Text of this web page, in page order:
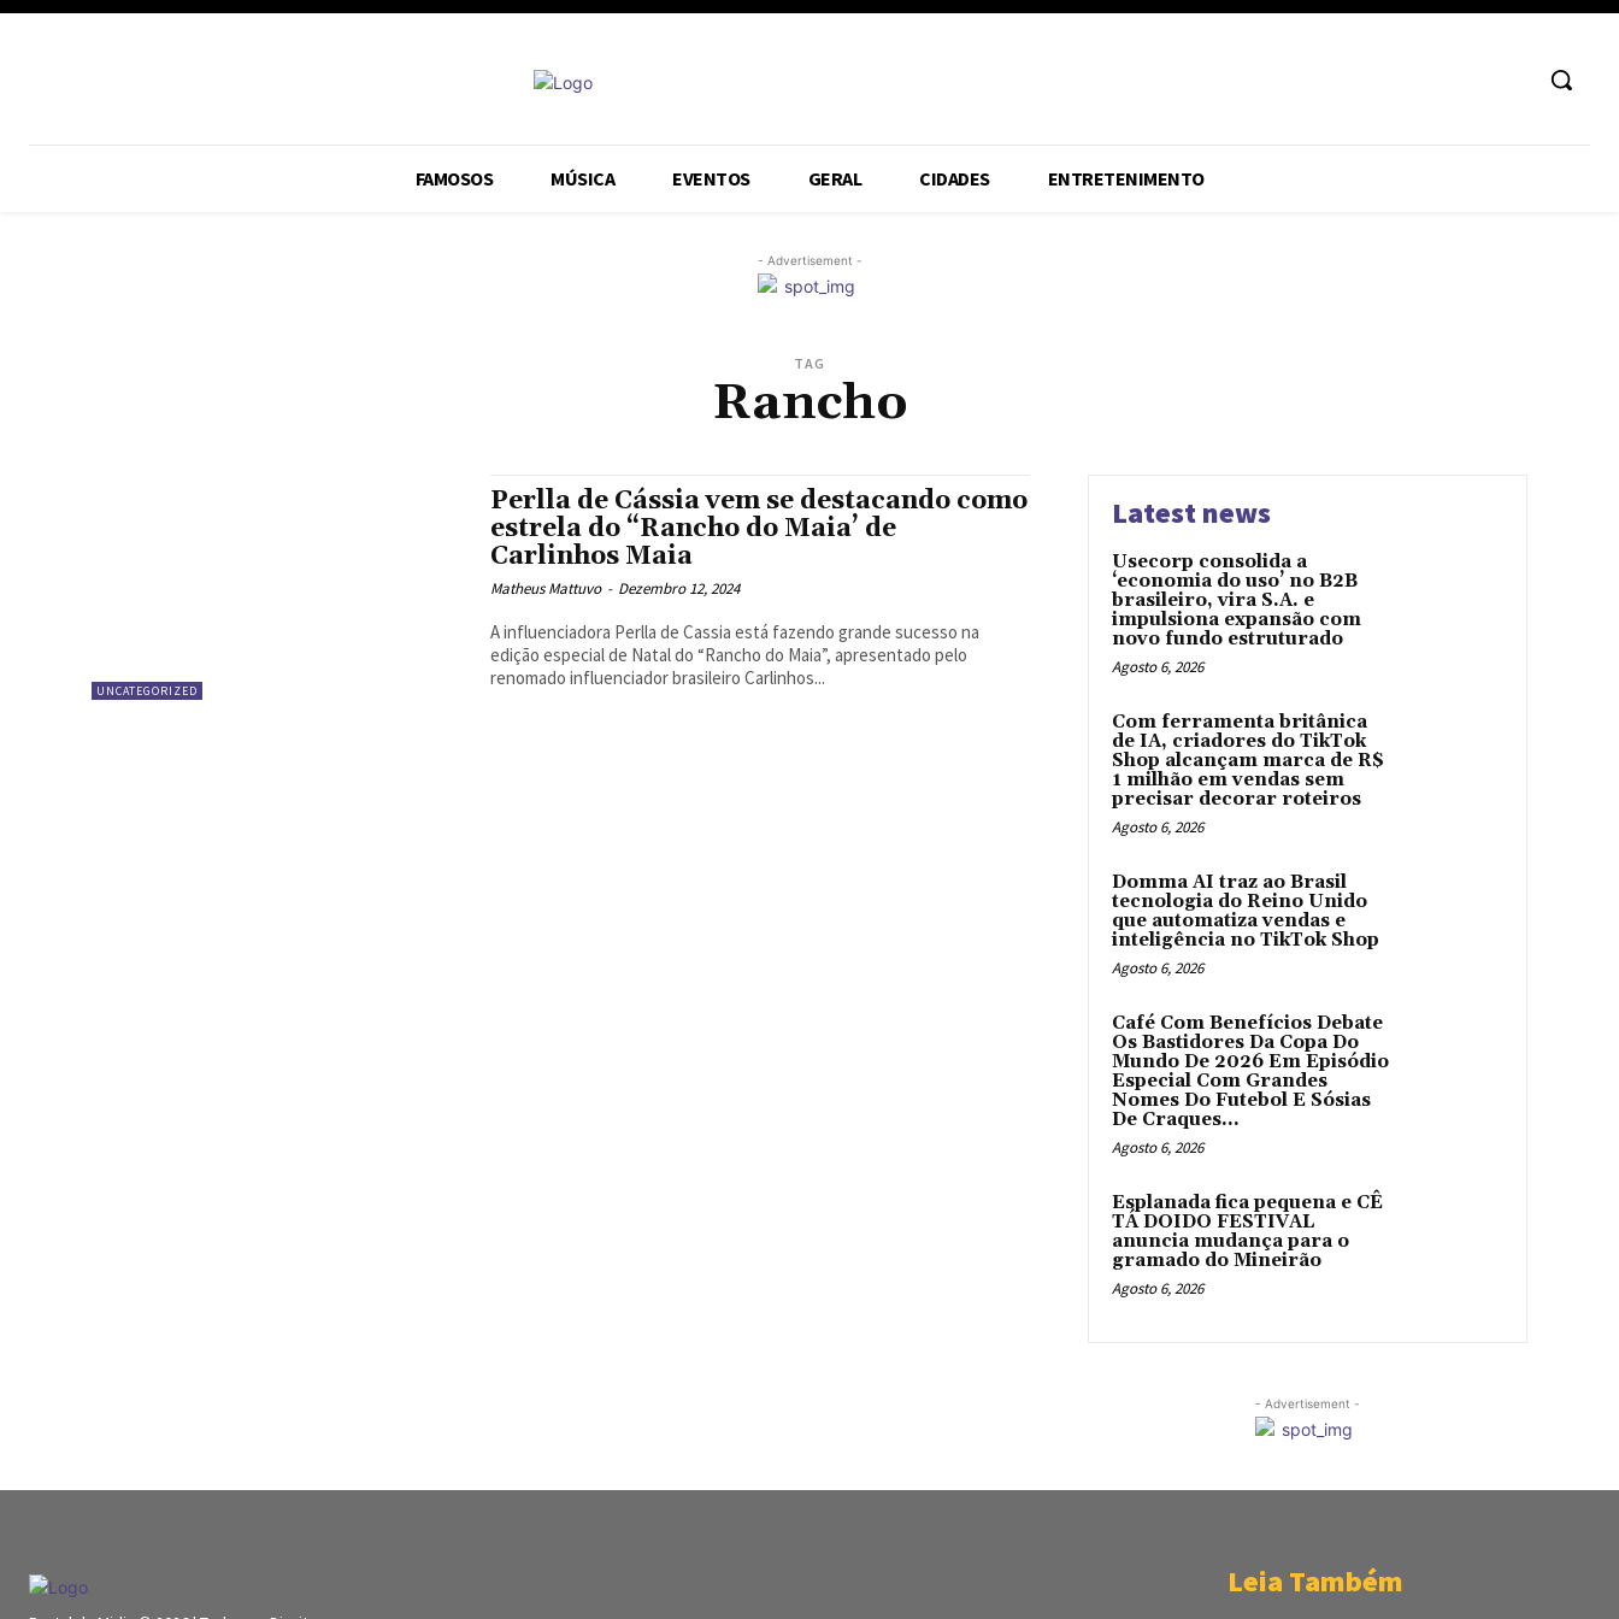
FAMOSOS MÚSICA EVENTOS GERAL CIDADES ENTRETENIMENTO
- Advertisement -
TAG
Rancho
UNCATEGORIZED
Perlla de Cássia vem se destacando como
estrela do “Rancho do Maia’ de
Carlinhos Maia
Matheus Mattuvo - Dezembro 12, 2024
A influenciadora Perlla de Cassia está fazendo grande sucesso na
edição especial de Natal do “Rancho do Maia”, apresentado pelo
renomado influenciador brasileiro Carlinhos...
Latest news
Usecorp consolida a
‘economia do uso’ no B2B
brasileiro, vira S.A. e
impulsiona expansão com
novo fundo estruturado
Agosto 6, 2026
Com ferramenta britânica
de IA, criadores do TikTok
Shop alcançam marca de R$
1 milhão em vendas sem
precisar decorar roteiros
Agosto 6, 2026
Domma AI traz ao Brasil
tecnologia do Reino Unido
que automatiza vendas e
inteligência no TikTok Shop
Agosto 6, 2026
Café Com Benefícios Debate
Os Bastidores Da Copa Do
Mundo De 2026 Em Episódio
Especial Com Grandes
Nomes Do Futebol E Sósias
De Craques...
Agosto 6, 2026
Esplanada fica pequena e CÊ
TÁ DOIDO FESTIVAL
anuncia mudança para o
gramado do Mineirão
Agosto 6, 2026
- Advertisement -
Leia Também